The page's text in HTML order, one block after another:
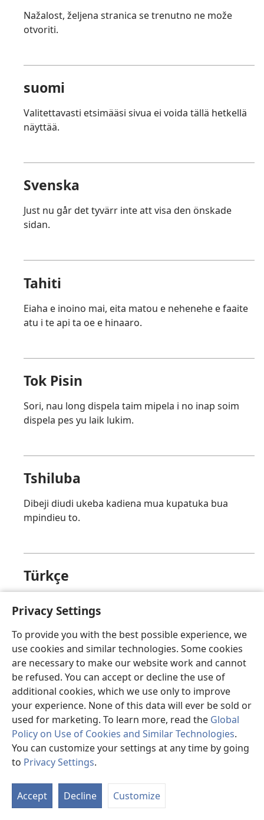
Privacy Settings
To provide you with the best possible experience, we
use cookies and similar technologies. Some cookies
are necessary to make our website work and cannot
be refused. You can accept or decline the use of
additional cookies, which we use only to improve
your experience. None of this data will ever be sold or
used for marketing. To learn more, read the Global
Policy on Use of Cookies and Similar Technologies.
You can customize your settings at any time by going
to Privacy Settings.
Accept Decline Customize
Nažalost, željena stranica se trenutno ne može
otvoriti.
suomi
Valitettavasti etsimääsi sivua ei voida tällä hetkellä
näyttää.
Svenska
Just nu går det tyvärr inte att visa den önskade
sidan.
Tahiti
Eiaha e inoino mai, eita matou e nehenehe e faaite
atu i te api ta oe e hinaaro.
Tok Pisin
Sori, nau long dispela taim mipela i no inap soim
dispela pes yu laik lukim.
Tshiluba
Dibeji diudi ukeba kadiena mua kupatuka bua
mpindieu to.
Türkçe
valencià
Ho sentim, en este moment la pàgina que busques
no està disponible.
Việt
Hiện trang mà bạn yêu cầu không thể hiển thị.